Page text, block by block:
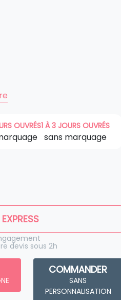
OUVRÉS1 À 3 JOURS OUVRÉS
sans marquage
devis sous 2h
COMMANDER
SANS
PERSONNALISATION